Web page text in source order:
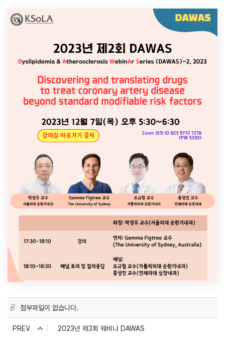
첨부파일이 없습니다.
PREV 2023년 제3회 웨비나 DAWAS